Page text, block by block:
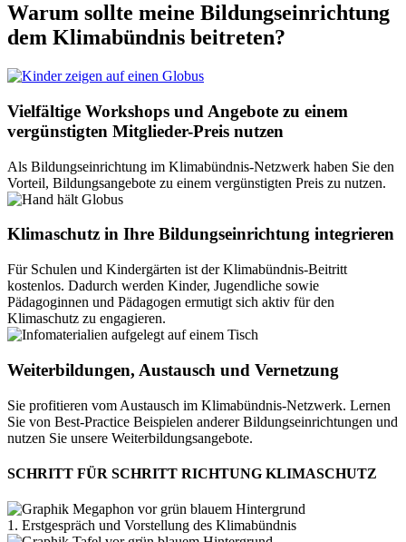
Warum sollte meine Bildungseinrichtung
dem Klimabündnis beitreten?
Vielfältige Workshops und Angebote zu einem
vergünstigten Mitglieder-Preis nutzen
Als Bildungseinrichtung im Klimabündnis-Netzwerk haben Sie den
Vorteil, Bildungsangebote zu einem vergünstigten Preis zu nutzen.
Klimaschutz in Ihre Bildungseinrichtung integrieren
Für Schulen und Kindergärten ist der Klimabündnis-Beitritt
kostenlos. Dadurch werden Kinder, Jugendliche sowie
Pädagoginnen und Pädagogen ermutigt sich aktiv für den
Klimaschutz zu engagieren.
Weiterbildungen, Austausch und Vernetzung
Sie profitieren vom Austausch im Klimabündnis-Netzwerk. Lernen
Sie von Best-Practice Beispielen anderer Bildungseinrichtungen und
nutzen Sie unsere Weiterbildungsangebote.
SCHRITT FÜR SCHRITT RICHTUNG KLIMASCHUTZ
1. Erstgespräch und Vorstellung des Klimabündnis